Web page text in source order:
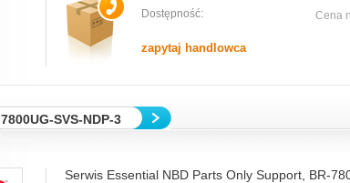
Dostępność:
zapytaj handlowca
Cena
7800UG-SVS-NDP-3
Serwis Essential NBD Parts Only Support, BR-